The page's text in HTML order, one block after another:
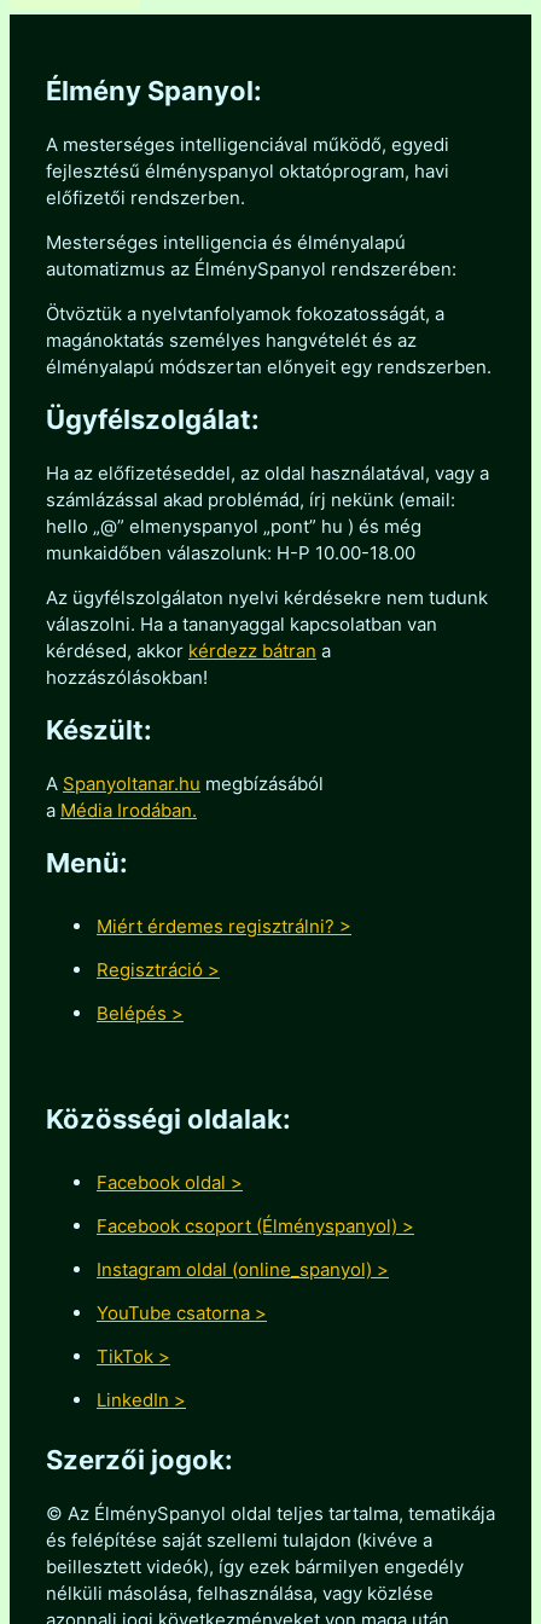
Élmény Spanyol:
A mesterséges intelligenciával működő, egyedi
fejlesztésű élményspanyol oktatóprogram, havi
előfizetői rendszerben.
Mesterséges intelligencia és élményalapú
automatizmus az ÉlménySpanyol rendszerében:
Ötvöztük a nyelvtanfolyamok fokozatosságát, a
magánoktatás személyes hangvételét és az
élményalapú módszertan előnyeit egy rendszerben.
Ügyfélszolgálat:
Ha az előfizetéseddel, az oldal használatával, vagy a
számlázással akad problémád, írj nekünk (email:
hello „@” elmenyspanyol „pont” hu ) és még
munkaidőben válaszolunk: H-P 10.00-18.00
Az ügyfélszolgálaton nyelvi kérdésekre nem tudunk
válaszolni. Ha a tananyaggal kapcsolatban van
kérdésed, akkor kérdezz bátran a
hozzászólásokban!
Készült:
A Spanyoltanar.hu megbízásából
a Média Irodában.
Menü:
Miért érdemes regisztrálni? >
Regisztráció >
Belépés >
Közösségi oldalak:
Facebook oldal >
Facebook csoport (Élményspanyol) >
Instagram oldal (online_spanyol) >
YouTube csatorna >
TikTok >
LinkedIn >
Szerzői jogok:
© Az ÉlménySpanyol oldal teljes tartalma, tematikája
és felépítése saját szellemi tulajdon (kivéve a
beillesztett videók), így ezek bármilyen engedély
nélküli másolása, felhasználása, vagy közlése